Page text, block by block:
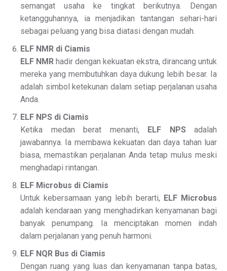
semangat usaha ke tingkat berikutnya. Dengan
ketangguhannya, ia menjadikan tantangan sehari-hari
sebagai peluang yang bisa diatasi dengan mudah.
ELF NMR di Ciamis
ELF NMR hadir dengan kekuatan ekstra, dirancang untuk
mereka yang membutuhkan daya dukung lebih besar. Ia
adalah simbol ketekunan dalam setiap perjalanan usaha
Anda.
ELF NPS di Ciamis
Ketika medan berat menanti, ELF NPSadalah
jawabannya. Ia membawa kekuatan dan daya tahan luar
biasa, memastikan perjalanan Anda tetap mulus meski
menghadapi rintangan.
ELF Microbus di Ciamis
Untuk kebersamaan yang lebih berarti, ELF Microbus
adalah kendaraan yang menghadirkan kenyamanan bagi
banyak penumpang. Ia menciptakan momen indah
dalam perjalanan yang penuh harmoni.
ELF NQR Bus di Ciamis
Dengan ruang yang luas dan kenyamanan tanpa batas,